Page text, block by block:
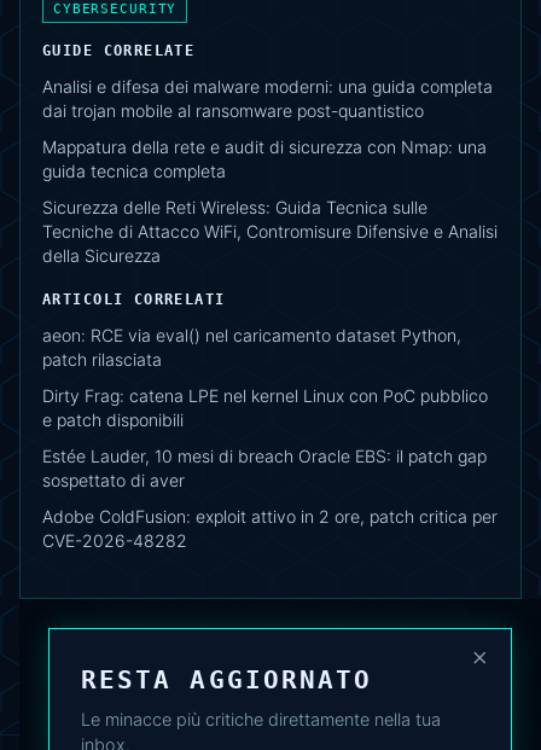
CYBERSECURITY
GUIDE CORRELATE
Analisi e difesa dei malware moderni: una guida completa
dai trojan mobile al ransomware post-quantistico
Mappatura della rete e audit di sicurezza con Nmap: una
guida tecnica completa
Sicurezza delle Reti Wireless: Guida Tecnica sulle
Tecniche di Attacco WiFi, Contromisure Difensive e Analisi
della Sicurezza
ARTICOLI CORRELATI
aeon: RCE via eval() nel caricamento dataset Python,
patch rilasciata
Dirty Frag: catena LPE nel kernel Linux con PoC pubblico
e patch disponibili
Estée Lauder, 10 mesi di breach Oracle EBS: il patch gap
sospettato di aver
Adobe ColdFusion: exploit attivo in 2 ore, patch critica per
CVE-2026-48282
×
RESTA AGGIORNATO
Le minacce più critiche direttamente nella tua
inbox.